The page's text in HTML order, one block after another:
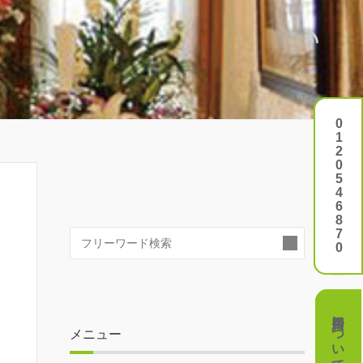
0120546870
費用について
メニュー
0120546870
費用について